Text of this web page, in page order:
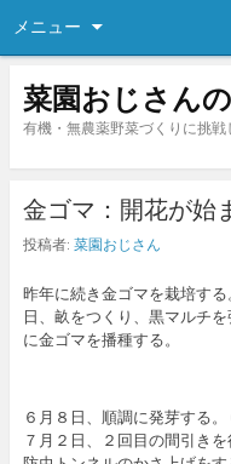
メニュー
菜園おじさん
有機・無農薬野菜づくりに挑
金ゴマ：開花が始
投稿者: 菜園おじさん
昨年に続き金ゴマを栽培す
日、畝をつくり、黒マルチ
に金ゴマを播種する。
６月８日、順調に発芽する
７月２日、２回目の間引き